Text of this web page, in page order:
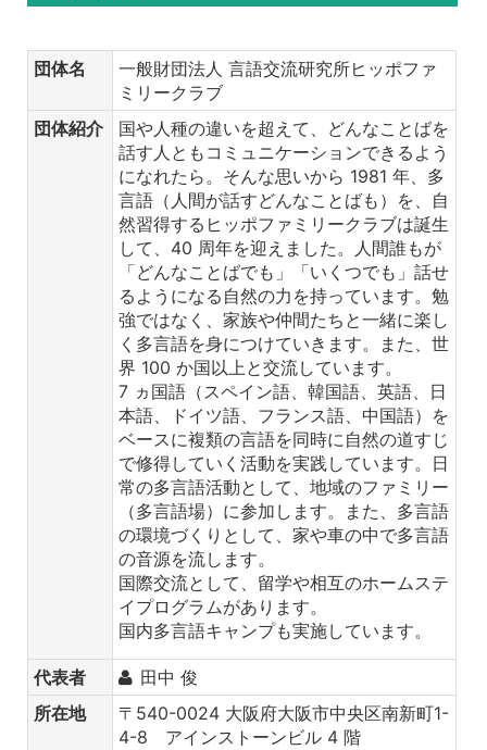
団体名
一般財団法人 言語交流研究所ヒッポファ
ミリークラブ
団体紹介
国や人種の違いを超えて、どんなことばを
話す人ともコミュニケーションできるよう
になれたら。そんな思いから 1981 年、多
言語（人間が話すどんなことばも）を、自
然習得するヒッポファミリークラブは誕生
して、40 周年を迎えました。人間誰もが
「どんなことばでも」「いくつでも」話せ
るようになる自然の力を持っています。勉
強ではなく、家族や仲間たちと一緒に楽し
く多言語を身につけていきます。また、世
界 100 か国以上と交流しています。
7 ヵ国語（スペイン語、韓国語、英語、日
本語、ドイツ語、フランス語、中国語）を
ベースに複類の言語を同時に自然の道すじ
で修得していく活動を実践しています。日
常の多言語活動として、地域のファミリー
（多言語場）に参加します。また、多言語
の環境づくりとして、家や車の中で多言語
の音源を流します。
国際交流として、留学や相互のホームステ
イプログラムがあります。
国内多言語キャンプも実施しています。
代表者
田中 俊
所在地
〒540-0024 大阪府大阪市中央区南新町1-
4-8 アインストーンビル 4 階